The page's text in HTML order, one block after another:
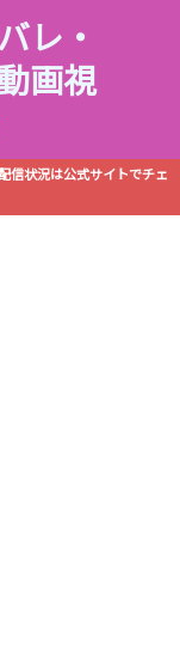
レ・
画視
信状況は公式サイトでチェ